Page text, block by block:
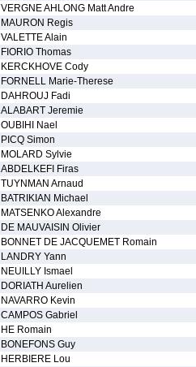
VERGNE AHLONG Matt Andre
MAURON Regis
VALETTE Alain
FIORIO Thomas
KERCKHOVE Cody
FORNELL Marie-Therese
DAHROUJ Fadi
ALABART Jeremie
OUBIHI Nael
PICQ Simon
MOLARD Sylvie
ABDELKEFI Firas
TUYNMAN Arnaud
BATRIKIAN Michael
MATSENKO Alexandre
DE MAUVAISIN Olivier
BONNET DE JACQUEMET Romain
LANDRY Yann
NEUILLY Ismael
DORIATH Aurelien
NAVARRO Kevin
CAMPOS Gabriel
HE Romain
BONEFONS Guy
HERBIERE Lou